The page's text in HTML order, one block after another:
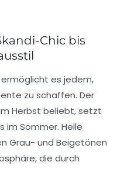
Chic bis
es jedem,
zu schaffen. Der
Herbst beliebt, setzt
im Sommer. Helle
Grau- und Beigetönen
die durch